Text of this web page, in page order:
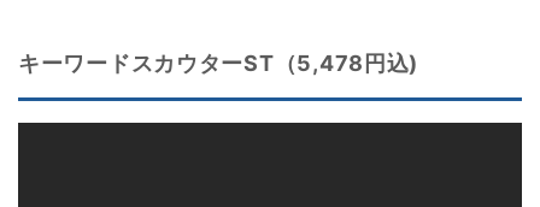
キーワードスカウターST（5,478円込)